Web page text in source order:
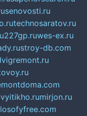
senovosti.ru
technosaratov.ru
227gp.ruwes-ex.ru
stroy-db.com
vyitikho.rumirjon.ru